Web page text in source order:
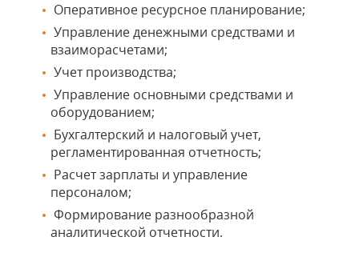
Оперативное ресурсное планирование;
Управление денежными средствами и
взаиморасчетами;
Учет производства;
Управление основными средствами и
оборудованием;
Бухгалтерский и налоговый учет,
регламентированная отчетность;
Расчет зарплаты и управление
персоналом;
Формирование разнообразной
аналитической отчетности.